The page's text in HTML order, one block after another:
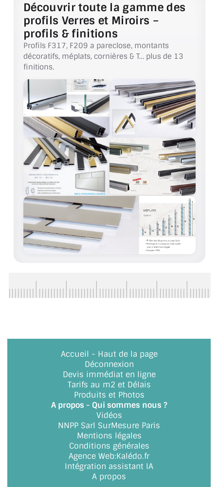
VERRES TEXTURÉS
PLEXIGLAS PMMA
DOUBLE VITRAGE
ACCESSOIRES & QUINCAILLERIE
CATALOGUE DE PROFILS ET FIXATION DU
VERRE
LES FIXATIONS POUR MIROIR
LES PROFILS PAROI DE VERRE
VITRINE EN VERRE
CONNECTEURS ET ASSEMBLAGE DE VERRES
PLATS ET CORNIÈRES
LES CHARNIÈRES DE PORTE EN VERRE
BOUTONS ET POIGNÉES
JOINTS D'ÉTANCHÉITÉS
SYSTÈMES PIVOTANTS
SYSTÈMES COULISSANTS
LE CATALOGUE ACCESSOIRES
(STROMBINOSCOPE)
ACCESSOIRES EN PROMOTIONS
EXEMPLES, RÉALISATIONS, INSPIRATIONS
NUANCIER RAL
COMMENT COUPER DU VERRE ?
Découvrir toute la gamme des
profils Verres et Miroirs –
profils & finitions
Profils F317, F209 a pareclose, montants
décoratifs, méplats, cornières & T… plus de 13
finitions.
Accueil - Haut de la page
Déconnexion
Devis immédiat en ligne
Tarifs au m2 et Délais
Produits et Photos
A propos - Qui sommes nous ?
Vidéos
NNPP Sarl SurMesure Paris
Mentions légales
Conditions générales
Agence Web:Kalédo.fr
Intégration assistant IA
A propos